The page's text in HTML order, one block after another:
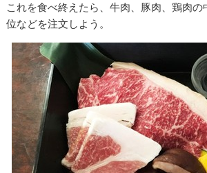
これを食べ終えたら、牛肉、豚肉、鶏肉
位などを注文しよう。